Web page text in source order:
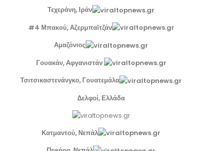
Τεχεράνη, Ιράν
#4 Μπακού, Αζερμπαϊτζάν
Αμαζόνιος
Γουακάν, Αφγανιστάν
Τσιτσικαστενάνγκο, Γουατεμάλα
Δελφοί, Ελλάδα
Κατμαντού, Νεπάλ